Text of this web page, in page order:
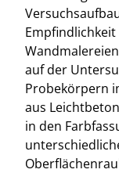
auf der
Probekörpern
aus
in den